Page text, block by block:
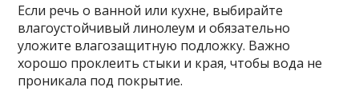
Если речь о ванной или кухне, выбирайте
влагоустойчивый линолеум и обязательно
уложите влагозащитную подложку. Важно
хорошо проклеить стыки и края, чтобы вода не
проникала под покрытие.